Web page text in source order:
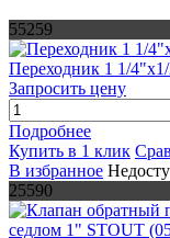
55259
Переходник 1 1/
Запросить цену
Подробнее
Купить в 1 клик
В избранное
25590